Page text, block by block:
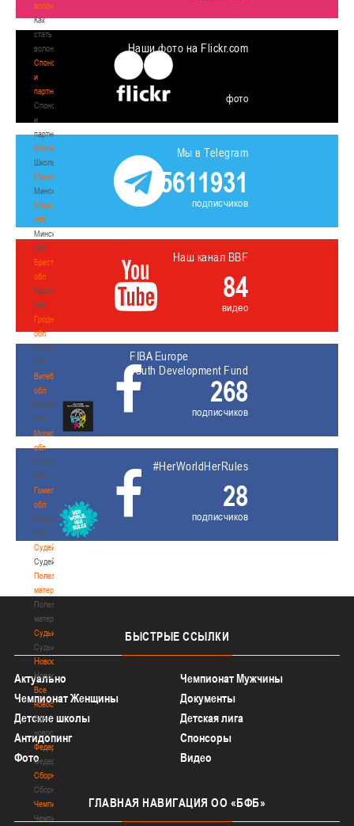
волонтером
Как
стать
волонтером
Спонсоры
и
партнеры
Спонсоры
и
партнеры
Школы
Школы
Минск
Минск
Минская
обл
Минская
обл
Брестская
обл
Брестская
обл
Гродненская
обл
Гродненская
обл
Витебская
обл
Витебская
обл
Могилевская
обл
Могилевская
обл
Гомельская
обл
Гомельская
обл
Судейство
Судейство
Полезные
материалы
Полезные
материалы
Судьи
Судьи
Новости
Новости
Все
новости
Все
новости
Федерация
Федерация
Сборные
Сборные
Чемпионат
Чемпионат
Наши фото на Flickr.com
фото
Мы в Telegram
5611931
подписчиков
Наш канал BBF
84
видео
FIBA Europe
Youth Development Fund
268
подписчиков
#HerWorldHerRules
28
подписчиков
БЫСТРЫЕ ССЫЛКИ
Актуально
Чемпионат Мужчины
Чемпионат Женщины
Документы
Детские школы
Детская лига
Антидопинг
Спонсоры
Фото
Видео
ГЛАВНАЯ НАВИГАЦИЯ ОО «БФБ»